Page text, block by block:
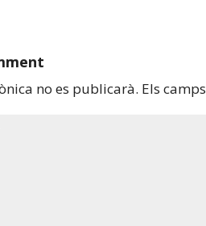
no es publicarà. Els